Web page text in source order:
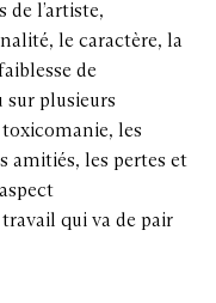
l’artiste,
le caractère, la
de
plusieurs
les
amitiés, les pertes et
qui va de pair